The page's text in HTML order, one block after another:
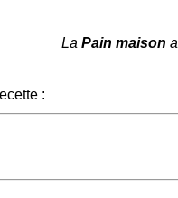
La Pain maison
: